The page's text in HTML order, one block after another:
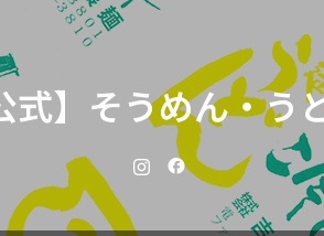
式】そうめん・う